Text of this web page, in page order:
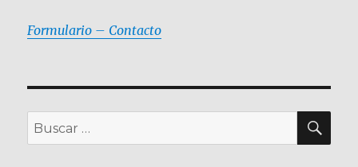
Formulario – Contacto
Buscar
por: